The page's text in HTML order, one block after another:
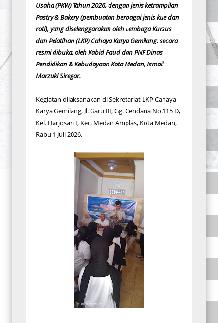
Usaha (PKW) Tahun 2026, dengan jenis ketrampilan
Pastry & Bakery (pembuatan berbagai jenis kue dan
roti), yang diselenggarakan oleh Lembaga Kursus
dan Pelatihan (LKP) Cahaya Karya Gemilang, secara
resmi dibuka, oleh Kabid Paud dan PNF Dinas
Pendidikan & Kebudayaan Kota Medan, Ismail
Marzuki Siregar.
Kegiatan dilaksanakan di Sekretariat LKP Cahaya
Karya Gemilang, Jl. Garu III, Gg. Cendana No.115 D,
Kel. Harjosari I, Kec. Medan Amplas, Kota Medan,
Rabu 1 Juli 2026.